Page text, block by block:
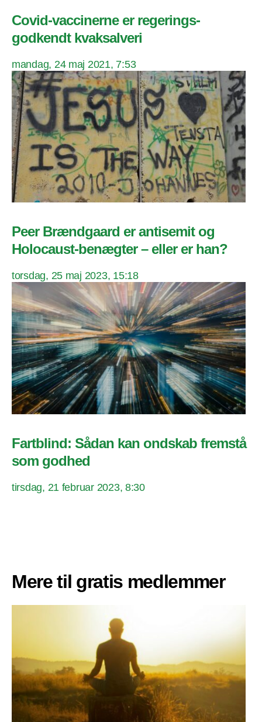
Covid-vaccinerne er regerings-
godkendt kvaksalveri
mandag, 24 maj 2021, 7:53
Peer Brændgaard er antisemit og
Holocaust-benægter – eller er han?
torsdag, 25 maj 2023, 15:18
Fartblind: Sådan kan ondskab fremstå
som godhed
tirsdag, 21 februar 2023, 8:30
Mere til gratis medlemmer